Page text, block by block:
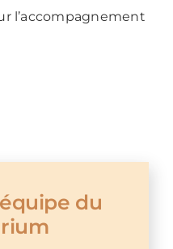
l’accompagnement
du